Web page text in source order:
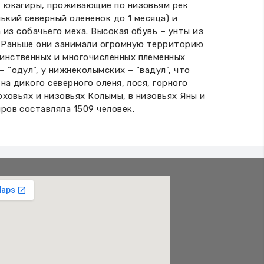
юкагиры, проживающие по низовьям рек
северный олененок до 1 месяца) и
собачьего меха. Высокая обувь – унты из
они занимали огромную территорию
и многочисленных племенных
у нижнеколымских – “вадул”, что
дикого северного оленя, лося, горного
и низовьях Колымы, в низовьях Яны и
составляла 1509 человек.